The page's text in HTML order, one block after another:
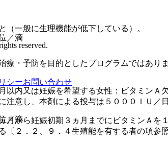
／滴
／滴
（一般に生理機能が低下している）。
内又は妊娠を希望する女性：ビタミンＡ
注意し、本剤による投与は５０００ＩＵ／
月から妊娠初期３ヵ月までにビタミンＡ
〔２．２、９．４生殖能を有する者の項参照
reserved.
・予防を目的としたプログラムではありま
シーお問い合わせ